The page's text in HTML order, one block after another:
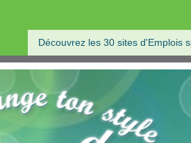
Découvrez les 30 sites d'Emplois